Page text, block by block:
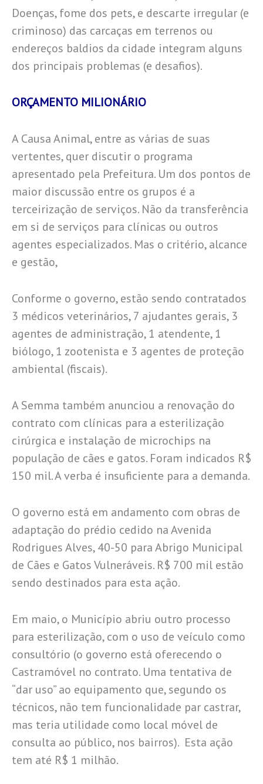
Doenças, fome dos pets, e descarte irregular (e
criminoso) das carcaças em terrenos ou
endereços baldios da cidade integram alguns
dos principais problemas (e desafios).
ORÇAMENTO MILIONÁRIO
A Causa Animal, entre as várias de suas
vertentes, quer discutir o programa
apresentado pela Prefeitura. Um dos pontos de
maior discussão entre os grupos é a
terceirização de serviços. Não da transferência
em si de serviços para clínicas ou outros
agentes especializados. Mas o critério, alcance
e gestão,
Conforme o governo, estão sendo contratados
3 médicos veterinários, 7 ajudantes gerais, 3
agentes de administração, 1 atendente, 1
biólogo, 1 zootenista e 3 agentes de proteção
ambiental (fiscais).
A Semma também anunciou a renovação do
contrato com clínicas para a esterilização
cirúrgica e instalação de microchips na
população de cães e gatos. Foram indicados R$
150 mil. A verba é insuficiente para a demanda.
O governo está em andamento com obras de
adaptação do prédio cedido na Avenida
Rodrigues Alves, 40-50 para Abrigo Municipal
de Cães e Gatos Vulneráveis. R$ 700 mil estão
sendo destinados para esta ação.
Em maio, o Município abriu outro processo
para esterilização, com o uso de veículo como
consultório (o governo está oferecendo o
Castramóvel no contrato. Uma tentativa de
“dar uso” ao equipamento que, segundo os
técnicos, não tem funcionalidade par castrar,
mas teria utilidade como local móvel de
consulta ao público, nos bairros). Esta ação
tem até R$ 1 milhão.